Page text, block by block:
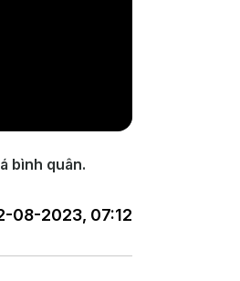
bình quân.
08-2023, 07:12